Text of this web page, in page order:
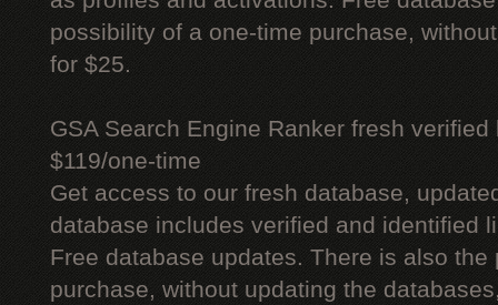
possibility of a one-time purchase,
for $25.
GSA Search Engine Ranker fresh verified
$119/one-time
Get access to our fresh database,
database includes verified and identified
Free database updates. There is also
purchase, without updating the